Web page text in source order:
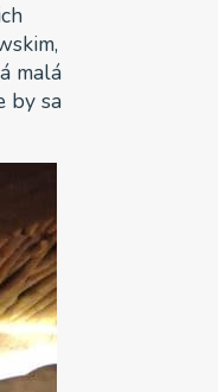
malá
by sa